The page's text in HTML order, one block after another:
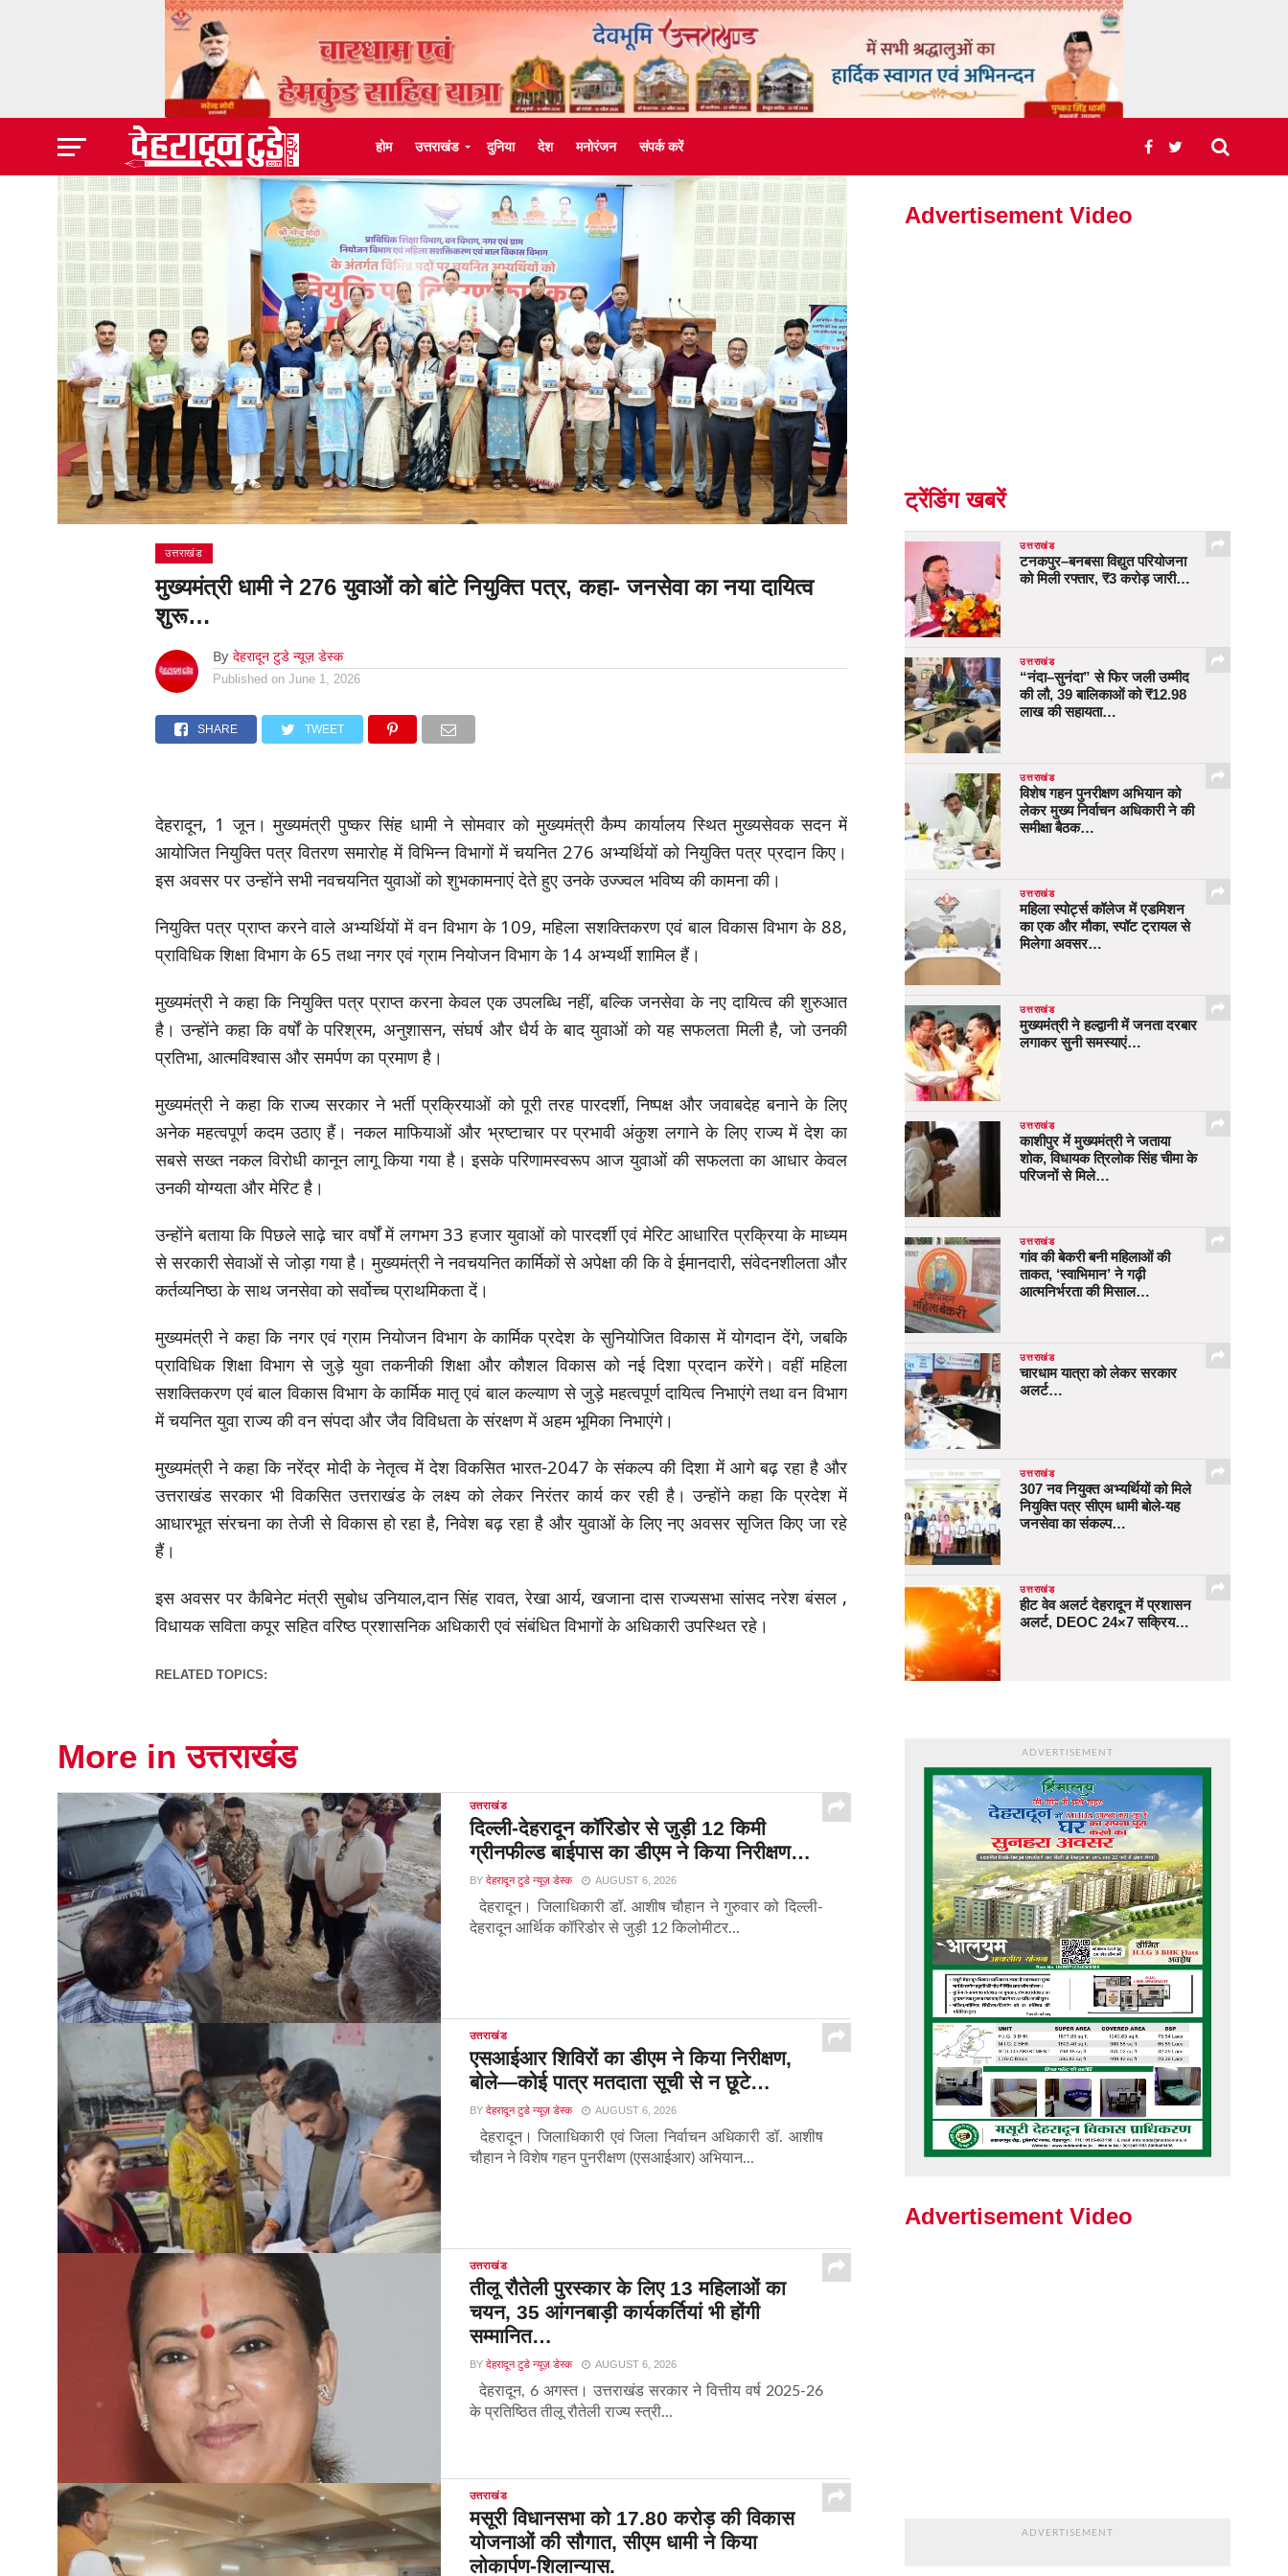
होम उत्तराखंड दुनिया देश मनोरंजन संपर्क करें
उत्तराखंड
मुख्यमंत्री धामी ने 276 युवाओं को बांटे नियुक्ति पत्र, कहा- जनसेवा का नया दायित्व
शुरू…
By देहरादून टुडे न्यूज़ डेस्क
Published on June 1, 2026
SHARE TWEET
देहरादून, 1 जून। मुख्यमंत्री पुष्कर सिंह धामी ने सोमवार को मुख्यमंत्री कैम्प कार्यालय स्थित मुख्यसेवक सदन में
आयोजित नियुक्ति पत्र वितरण समारोह में विभिन्न विभागों में चयनित 276 अभ्यर्थियों को नियुक्ति पत्र प्रदान किए।
इस अवसर पर उन्होंने सभी नवचयनित युवाओं को शुभकामनाएं देते हुए उनके उज्ज्वल भविष्य की कामना की।
नियुक्ति पत्र प्राप्त करने वाले अभ्यर्थियों में वन विभाग के 109, महिला सशक्तिकरण एवं बाल विकास विभाग के 88,
प्राविधिक शिक्षा विभाग के 65 तथा नगर एवं ग्राम नियोजन विभाग के 14 अभ्यर्थी शामिल हैं।
मुख्यमंत्री ने कहा कि नियुक्ति पत्र प्राप्त करना केवल एक उपलब्धि नहीं, बल्कि जनसेवा के नए दायित्व की शुरुआत
है। उन्होंने कहा कि वर्षों के परिश्रम, अनुशासन, संघर्ष और धैर्य के बाद युवाओं को यह सफलता मिली है, जो उनकी
प्रतिभा, आत्मविश्वास और समर्पण का प्रमाण है।
मुख्यमंत्री ने कहा कि राज्य सरकार ने भर्ती प्रक्रियाओं को पूरी तरह पारदर्शी, निष्पक्ष और जवाबदेह बनाने के लिए
अनेक महत्वपूर्ण कदम उठाए हैं। नकल माफियाओं और भ्रष्टाचार पर प्रभावी अंकुश लगाने के लिए राज्य में देश का
सबसे सख्त नकल विरोधी कानून लागू किया गया है। इसके परिणामस्वरूप आज युवाओं की सफलता का आधार केवल
उनकी योग्यता और मेरिट है।
उन्होंने बताया कि पिछले साढ़े चार वर्षों में लगभग 33 हजार युवाओं को पारदर्शी एवं मेरिट आधारित प्रक्रिया के माध्यम
से सरकारी सेवाओं से जोड़ा गया है। मुख्यमंत्री ने नवचयनित कार्मिकों से अपेक्षा की कि वे ईमानदारी, संवेदनशीलता और
कर्तव्यनिष्ठा के साथ जनसेवा को सर्वोच्च प्राथमिकता दें।
मुख्यमंत्री ने कहा कि नगर एवं ग्राम नियोजन विभाग के कार्मिक प्रदेश के सुनियोजित विकास में योगदान देंगे, जबकि
प्राविधिक शिक्षा विभाग से जुड़े युवा तकनीकी शिक्षा और कौशल विकास को नई दिशा प्रदान करेंगे। वहीं महिला
सशक्तिकरण एवं बाल विकास विभाग के कार्मिक मातृ एवं बाल कल्याण से जुड़े महत्वपूर्ण दायित्व निभाएंगे तथा वन विभाग
में चयनित युवा राज्य की वन संपदा और जैव विविधता के संरक्षण में अहम भूमिका निभाएंगे।
मुख्यमंत्री ने कहा कि नरेंद्र मोदी के नेतृत्व में देश विकसित भारत-2047 के संकल्प की दिशा में आगे बढ़ रहा है और
उत्तराखंड सरकार भी विकसित उत्तराखंड के लक्ष्य को लेकर निरंतर कार्य कर रही है। उन्होंने कहा कि प्रदेश में
आधारभूत संरचना का तेजी से विकास हो रहा है, निवेश बढ़ रहा है और युवाओं के लिए नए अवसर सृजित किए जा रहे
हैं।
इस अवसर पर कैबिनेट मंत्री सुबोध उनियाल,दान सिंह रावत, रेखा आर्य, खजाना दास राज्यसभा सांसद नरेश बंसल ,
विधायक सविता कपूर सहित वरिष्ठ प्रशासनिक अधिकारी एवं संबंधित विभागों के अधिकारी उपस्थित रहे।
RELATED TOPICS:
More in उत्तराखंड
उत्तराखंड
दिल्ली-देहरादून कॉरिडोर से जुड़ी 12 किमी
ग्रीनफील्ड बाईपास का डीएम ने किया निरीक्षण…
BY देहरादून टुडे न्यूज़ डेस्क AUGUST 6, 2026
देहरादून। जिलाधिकारी डॉ. आशीष चौहान ने गुरुवार को दिल्ली-
देहरादून आर्थिक कॉरिडोर से जुड़ी 12 किलोमीटर...
उत्तराखंड
एसआईआर शिविरों का डीएम ने किया निरीक्षण,
बोले—कोई पात्र मतदाता सूची से न छूटे…
BY देहरादून टुडे न्यूज़ डेस्क AUGUST 6, 2026
देहरादून। जिलाधिकारी एवं जिला निर्वाचन अधिकारी डॉ. आशीष
चौहान ने विशेष गहन पुनरीक्षण (एसआईआर) अभियान...
उत्तराखंड
तीलू रौतेली पुरस्कार के लिए 13 महिलाओं का
चयन, 35 आंगनबाड़ी कार्यकर्तियां भी होंगी
सम्मानित…
BY देहरादून टुडे न्यूज़ डेस्क AUGUST 6, 2026
देहरादून, 6 अगस्त। उत्तराखंड सरकार ने वित्तीय वर्ष 2025-26
के प्रतिष्ठित तीलू रौतेली राज्य स्त्री...
उत्तराखंड
मसूरी विधानसभा को 17.80 करोड़ की विकास
योजनाओं की सौगात, सीएम धामी ने किया
लोकार्पण-शिलान्यास.
Advertisement Video
ट्रेंडिंग खबरें
उत्तराखंड
टनकपुर–बनबसा विद्युत परियोजना
को मिली रफ्तार, ₹3 करोड़ जारी…
उत्तराखंड
“नंदा–सुनंदा” से फिर जली उम्मीद
की लौ, 39 बालिकाओं को ₹12.98
लाख की सहायता…
उत्तराखंड
विशेष गहन पुनरीक्षण अभियान को
लेकर मुख्य निर्वाचन अधिकारी ने की
समीक्षा बैठक…
उत्तराखंड
महिला स्पोर्ट्स कॉलेज में एडमिशन
का एक और मौका, स्पॉट ट्रायल से
मिलेगा अवसर…
उत्तराखंड
मुख्यमंत्री ने हल्द्वानी में जनता दरबार
लगाकर सुनी समस्याएं…
उत्तराखंड
काशीपुर में मुख्यमंत्री ने जताया
शोक, विधायक त्रिलोक सिंह चीमा के
परिजनों से मिले…
उत्तराखंड
गांव की बेकरी बनी महिलाओं की
ताकत, ‘स्वाभिमान’ ने गढ़ी
आत्मनिर्भरता की मिसाल…
उत्तराखंड
चारधाम यात्रा को लेकर सरकार
अलर्ट…
उत्तराखंड
307 नव नियुक्त अभ्यर्थियों को मिले
नियुक्ति पत्र सीएम धामी बोले-यह
जनसेवा का संकल्प…
उत्तराखंड
हीट वेव अलर्ट देहरादून में प्रशासन
अलर्ट, DEOC 24×7 सक्रिय…
ADVERTISEMENT
Advertisement Video
ADVERTISEMENT